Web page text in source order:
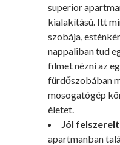
superior
kialakítású. Itt
szobája,
nappaliban tud
filmet nézni az
fürdőszobában
mosogatógép
életet.
Jól
apartmanban